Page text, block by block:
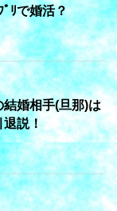
ﾟﾘで婚活？
婚相手(旦那)は
退説！